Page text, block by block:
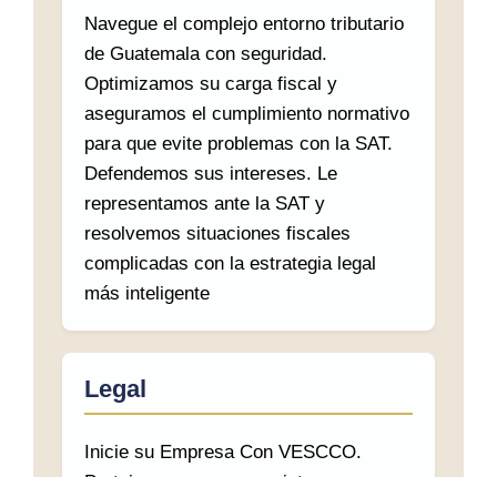
Navegue el complejo entorno tributario
de Guatemala con seguridad.
Optimizamos su carga fiscal y
aseguramos el cumplimiento normativo
para que evite problemas con la SAT.
Defendemos sus intereses. Le
representamos ante la SAT y
resolvemos situaciones fiscales
complicadas con la estrategia legal
más inteligente
Legal
Inicie su Empresa Con VESCCO.